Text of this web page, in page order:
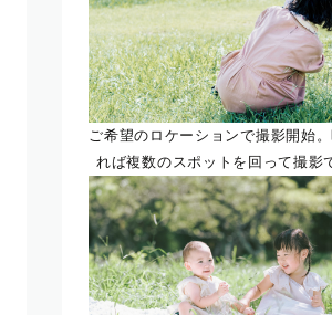
ご希望のロケーションで撮影開始
れば複数のスポットを回って撮影